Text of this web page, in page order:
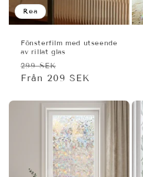
Rea
Fönsterfilm med utseende
av rillat glas
Ordinarie
pris
299 SEK
Från 209 SEK